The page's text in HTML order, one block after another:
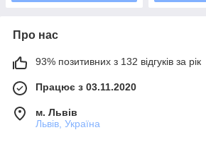
Про нас
93% позитивних з 132 відгуків за рік
Працює з 03.11.2020
м. Львів
Львів, Україна